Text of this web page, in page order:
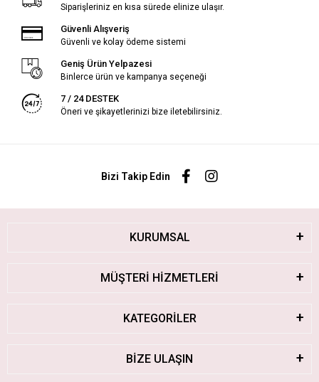
Siparişleriniz en kısa sürede elinize ulaşır.
Güvenli Alışveriş
Güvenli ve kolay ödeme sistemi
Geniş Ürün Yelpazesi
Binlerce ürün ve kampanya seçeneği
7 / 24 DESTEK
Öneri ve şikayetlerinizi bize iletebilirsiniz.
Bizi Takip Edin
KURUMSAL
MÜŞTERİ HİZMETLERİ
KATEGORİLER
BİZE ULAŞIN